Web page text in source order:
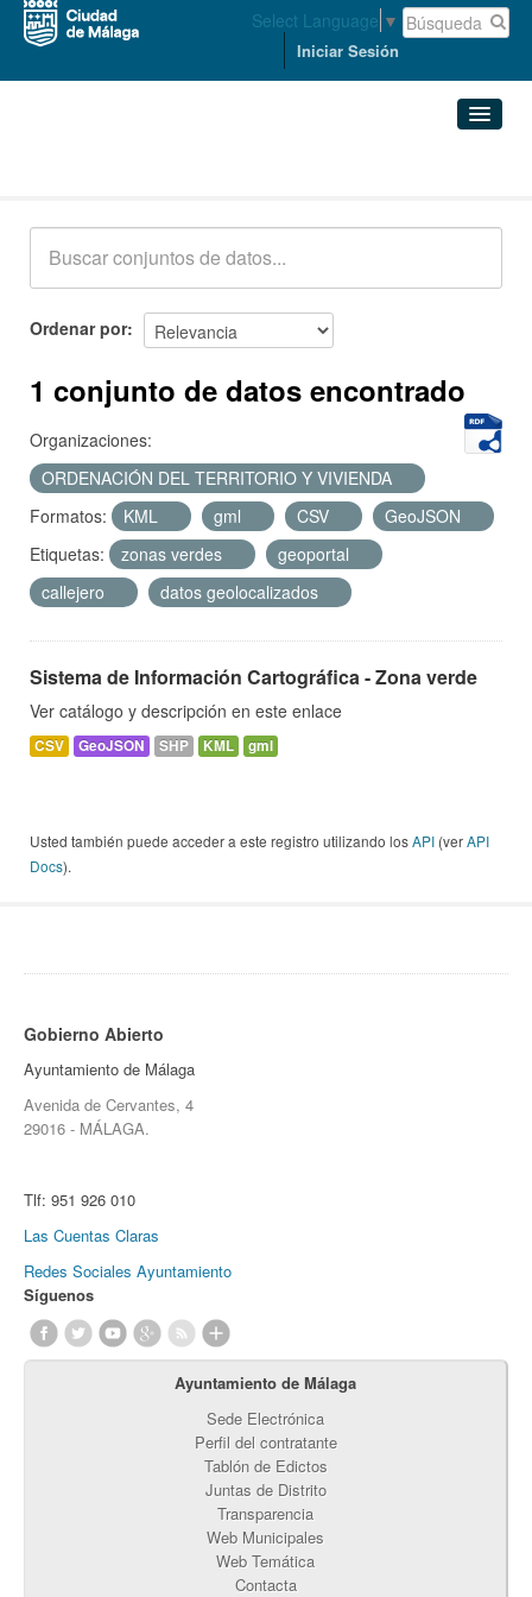
Select Language ▼
Iniciar Sesión
Acerca de
Ordenar por
1 conjunto de datos encontrado
Organizaciones:
ORDENACIÓN DEL TERRITORIO Y VIVIENDA
Formatos:
KML gml CSV
GeoJSON
Etiquetas:
zonas verdes
geoportal
callejero
datos geolocalizados
Sistema de Información Cartográfica - Zona verde
Ver catálogo y descripción en este enlace
CSV GeoJSON SHP KML gml
Usted también puede acceder a este registro utilizando losAPI (verAPI
Docs).
Gobierno Abierto
Ayuntamiento de Málaga
Avenida de Cervantes, 4
29016 - MÁLAGA.
Tlf: 951 926 010
Las Cuentas Claras
Redes Sociales Ayuntamiento
Síguenos
Ayuntamiento de Málaga
Sede Electrónica
Perfil del contratante
Tablón de Edictos
Juntas de Distrito
Transparencia
Web Municipales
Web Temática
Contacta